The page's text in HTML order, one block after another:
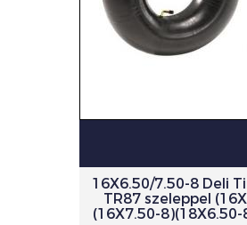
16X6.50/7.50-8 Deli
TR87 szeleppel
(16X7.50-